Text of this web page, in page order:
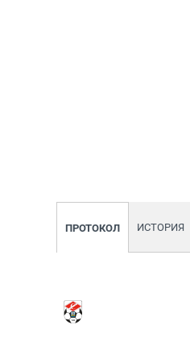
ПРОТОКОЛ ИСТОРИЯ